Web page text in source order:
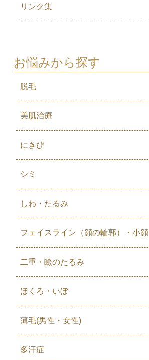
リンク集
お悩みから探す
脱毛
美肌治療
にきび
シミ
しわ・たるみ
フェイスライン（顔の輪郭）・小顔
二重・瞼のたるみ
ほくろ・いぼ
薄毛(男性・女性)
多汗症